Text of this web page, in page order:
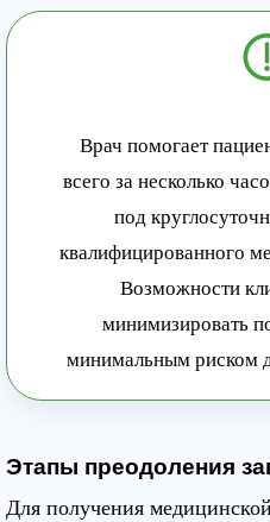
Врач помогает
всего за несколько
под
квалифицированного
Возможности
минимизировать
минимальным риском
Этапы преодоления
Для получения